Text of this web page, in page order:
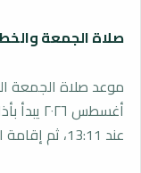
صلاة الجمعة
عند 13:11، ثم إقامة الجمعة أو بداية الصلاة عند 13:41.